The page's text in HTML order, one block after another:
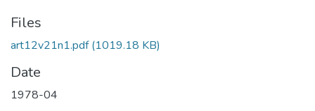
Files
art12v21n1.pdf(1019.18 KB)
Date
1978-04